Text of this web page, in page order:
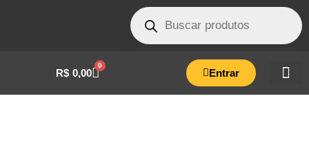
R$ 0,00
0
Entrar